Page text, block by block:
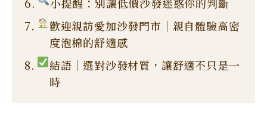
小提醒：別讓低價沙發迷惑你的判斷
歡迎親訪愛加沙發門市｜親自體驗高密
度泡棉的舒適感
結語｜選對沙發材質，讓舒適不只是一
時